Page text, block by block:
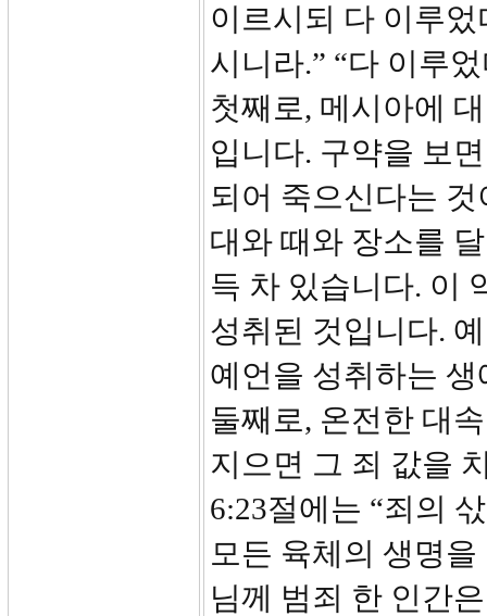
이르시되 다 이루
시니라.” “다 이루
첫째로, 메시아에
입니다. 구약을 보
되어 죽으신다는
대와 때와 장소를
득 차 있습니다. 이
성취된 것입니다.
예언을 성취하는
둘째로, 온전한 대
지으면 그 죄 값을
6:23절에는 “죄의
모든 육체의 생명
님께 범죄 한 인간